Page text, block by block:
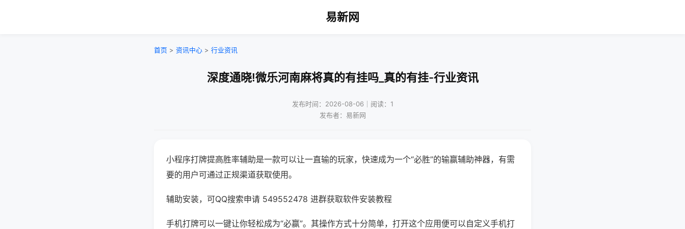
易新网
首页 > 资讯中心 > 行业资讯
深度通晓!微乐河南麻将真的有挂吗_真的有挂-行业资讯
发布时间：2026-08-06｜阅读：1
发布者：易新网
小程序打牌提高胜率辅助是一款可以让一直输的玩家，快速成为一个“必胜”的输赢辅助神器，有需
要的用户可通过正规渠道获取使用。
辅助安装，可QQ搜索申请 549552478 进群获取软件安装教程
手机打牌可以一键让你轻松成为“必赢”。其操作方式十分简单，打开这个应用便可以自定义手机打